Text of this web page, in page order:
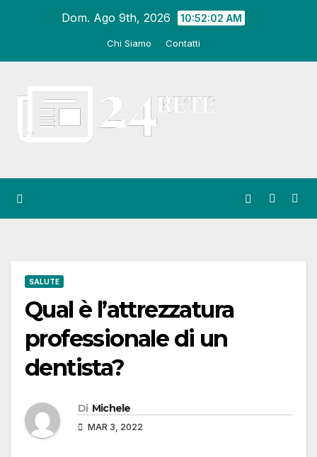
Dom. Ago 9th, 2026 10:52:03 AM
Chi Siamo Contatti
SALUTE
Qual è l’attrezzatura
professionale di un
dentista?
Di Michele
MAR 3, 2022